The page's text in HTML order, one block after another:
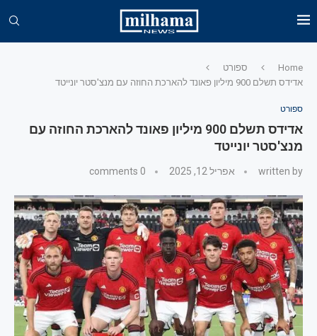
Home
ספורט
אדידס תשלם 900 מיליון פאונד להארכת החוזה עם מנצ'סטר יונייטד
ספורט
אדידס תשלם 900 מיליון פאונד להארכת החוזה עם
מנצ'סטר יונייטד
written by אפריל 12, 2025 0 comments